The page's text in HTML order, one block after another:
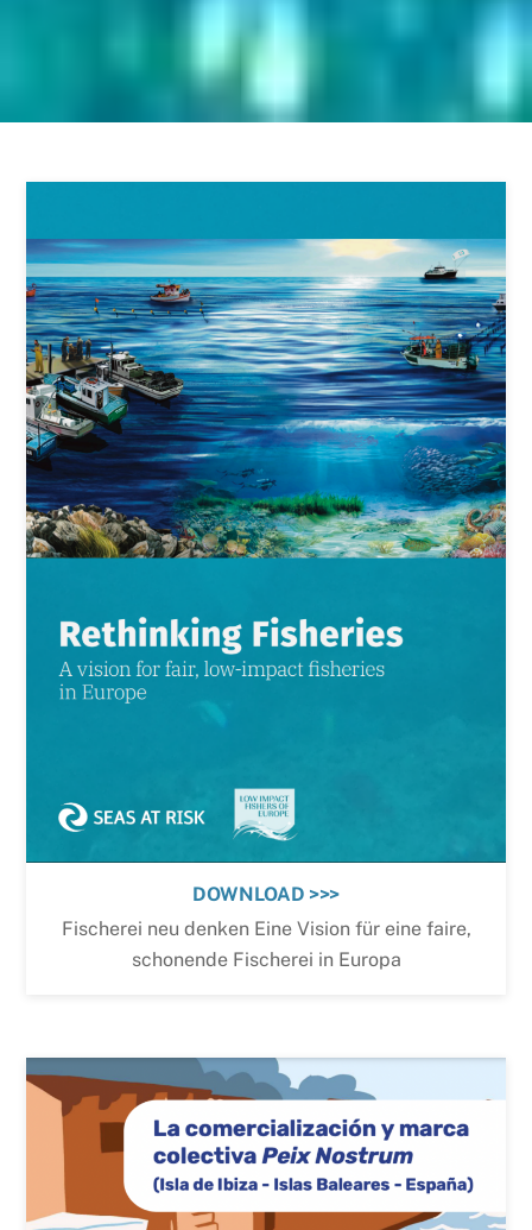
DOWNLOAD >>>
Fischerei neu denken Eine Vision für eine faire,
schonende Fischerei in Europa